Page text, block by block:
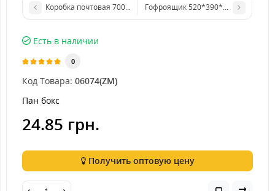
Коробка почтовая 700*400*420 мм 4-х клапанная (30 кг). GFR
Гофроящик 520*390*130 мм 4-х
Есть в наличии
0
Код Товара: 06074(ZM)
Пан бокс
24.85 грн.
Получить оптовую цену